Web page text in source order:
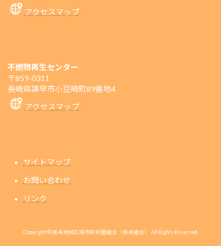
アクセスマップ
不燃物再生センター
〒859-0311
長崎県諫早市小豆崎町89番地4
アクセスマップ
サイトマップ
お問い合わせ
リンク
Copyright © 県央地域広域市町村圏組合（県央組合） All Rights Reserved.